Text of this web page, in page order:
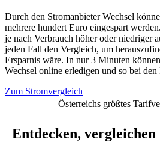
Durch den Stromanbieter Wechsel
mehrere hundert Euro eingespart
je nach Verbrauch höher oder niedriger
jeden Fall den Vergleich, um
Ersparnis wäre. In nur 3 Minuten
Wechsel online erledigen und so bei den
Zum Stromvergleich
Österreichs größtes
Entdecken,